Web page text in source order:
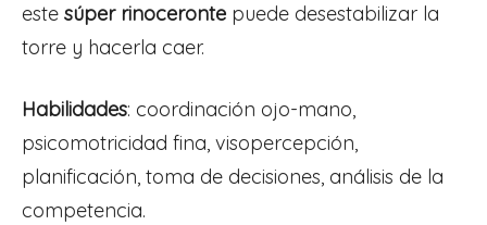
este súper rinoceronte puede desestabilizar la
torre y hacerla caer.
Habilidades: coordinación ojo-mano,
psicomotricidad fina, visopercepción,
planificación, toma de decisiones, análisis de la
competencia.